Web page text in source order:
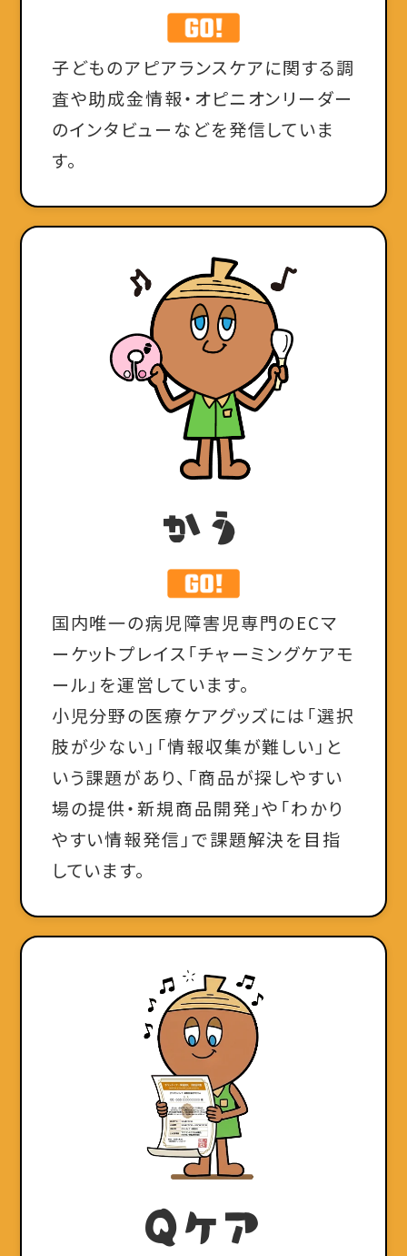
子どものアピアランスケアに関する調
査や助成金情報・オピニオンリーダー
のインタビューなどを発信していま
す。
かう
国内唯一の病児障害児専門のECマ
ーケットプレイス「チャーミングケアモ
ール」を運営しています。
小児分野の医療ケアグッズには「選択
肢が少ない」「情報収集が難しい」と
いう課題があり、「商品が探しやすい
場の提供・新規商品開発」や「わかり
やすい情報発信」で課題解決を目指
しています。
Qケア